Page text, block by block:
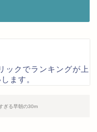
ックでランキングが上
ます。
ぎる早朝の30m